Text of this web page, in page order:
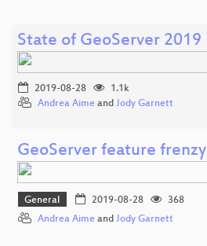
State of GeoServer 2019
2019-08-28
1.1k
Andrea Aime and Jody Garnett
GeoServer feature frenzy
General 2019-08-28
368
Andrea Aime and Jody Garnett